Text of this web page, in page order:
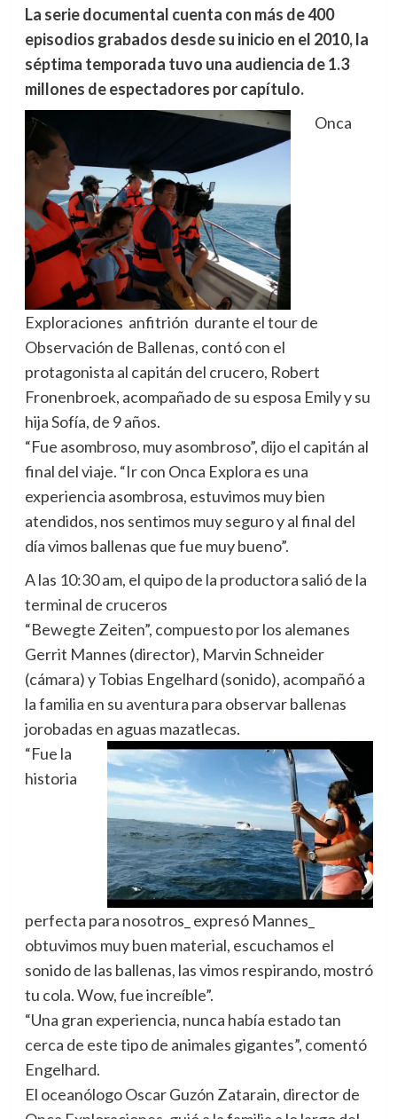
La serie documental cuenta con más de 400
episodios grabados desde su inicio en el 2010, la
séptima temporada tuvo una audiencia de 1.3
millones de espectadores por capítulo.
Onca
Exploraciones anfitrión durante el tour de
Observación de Ballenas, contó con el
protagonista al capitán del crucero, Robert
Fronenbroek, acompañado de su esposa Emily y su
hija Sofía, de 9 años.
“Fue asombroso, muy asombroso”, dijo el capitán al
final del viaje. “Ir con Onca Explora es una
experiencia asombrosa, estuvimos muy bien
atendidos, nos sentimos muy seguro y al final del
día vimos ballenas que fue muy bueno”.
A las 10:30 am, el quipo de la productora salió de la
terminal de cruceros
“Bewegte Zeiten”, compuesto por los alemanes
Gerrit Mannes (director), Marvin Schneider
(cámara) y Tobias Engelhard (sonido), acompañó a
la familia en su aventura para observar ballenas
jorobadas en aguas mazatlecas.
“Fue la
historia
perfecta para nosotros_ expresó Mannes_
obtuvimos muy buen material, escuchamos el
sonido de las ballenas, las vimos respirando, mostró
tu cola. Wow, fue increíble”.
“Una gran experiencia, nunca había estado tan
cerca de este tipo de animales gigantes”, comentó
Engelhard.
El oceanólogo Oscar Guzón Zatarain, director de